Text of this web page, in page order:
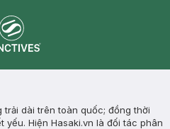
dài trên toàn quốc; đồng thời
Hiện Hasaki.vn là đối tác phân